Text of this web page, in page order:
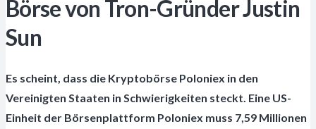
Börse von Tron-Gründer Justin
Sun
Es scheint, dass die Kryptobörse Poloniex in den
Vereinigten Staaten in Schwierigkeiten steckt. Eine US-
Einheit der Börsenplattform Poloniex muss 7,59 Millionen